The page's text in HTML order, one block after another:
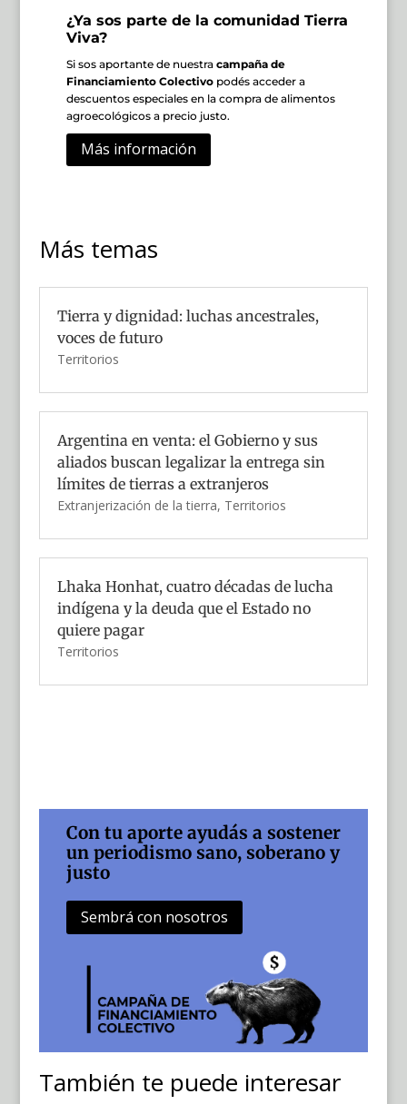
¿Ya sos parte de la comunidad Tierra
Viva?
Si sos aportante de nuestra campaña de
Financiamiento Colectivopodés acceder a
descuentos especiales en la compra de alimentos
agroecológicos a precio justo.
Más información
Más temas
Tierra y dignidad: luchas ancestrales,
voces de futuro
Territorios
Argentina en venta: el Gobierno y sus
aliados buscan legalizar la entrega sin
límites de tierras a extranjeros
Extranjerización de la tierra, Territorios
Lhaka Honhat, cuatro décadas de lucha
indígena y la deuda que el Estado no
quiere pagar
Territorios
Con tu aporte ayudás a sostener
un periodismo sano, soberano y
justo
Sembrá con nosotros
También te puede interesar